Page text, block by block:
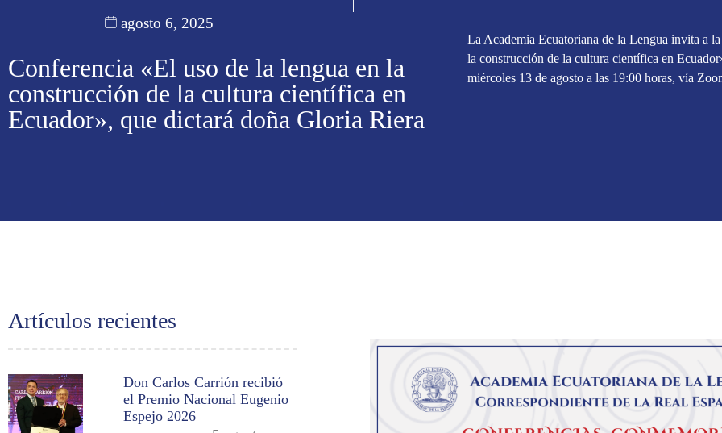
agosto 6, 2025
Conferencia «El uso de la lengua en la
construcción de la cultura científica en
Ecuador», que dictará doña Gloria Riera
La Academia Ecuatoriana de la Lengua invita a
la construcción de la cultura científica en
miércoles 13 de agosto a las 19:00 horas, vía
Artículos recientes
Don Carlos Carrión recibió
el Premio Nacional Eugenio
Espejo 2026